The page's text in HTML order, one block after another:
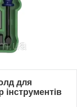
для
інструментів